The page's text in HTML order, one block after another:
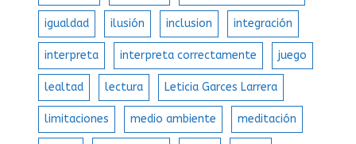
igualdad ilusión inclusion integración
interpreta interpreta correctamente juego
lealtad lectura Leticia Garces Larrera
limitaciones medio ambiente meditación